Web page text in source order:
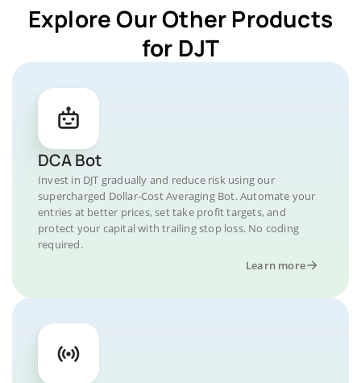
Explore Our Other Products
for DJT
DCA Bot
Invest in DJT gradually and reduce risk using our
supercharged Dollar-Cost Averaging Bot. Automate your
entries at better prices, set take profit targets, and
protect your capital with trailing stop loss. No coding
required.
Learn more